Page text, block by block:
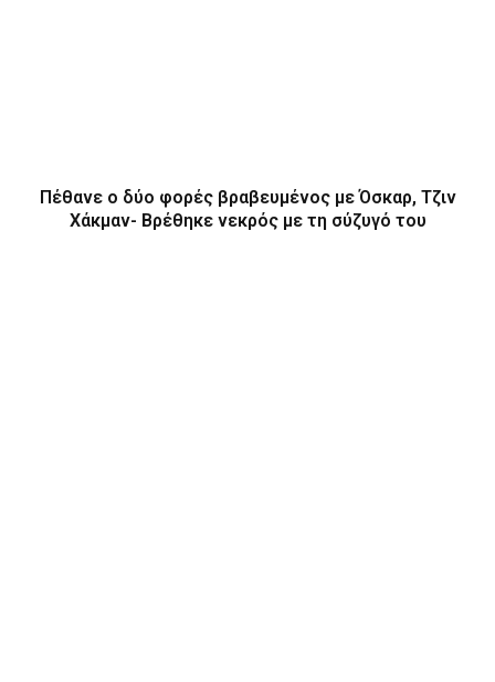
Πέθανε ο δύο φορές βραβευμένος με Όσκαρ, Τζιν
Χάκμαν- Βρέθηκε νεκρός με τη σύζυγό του